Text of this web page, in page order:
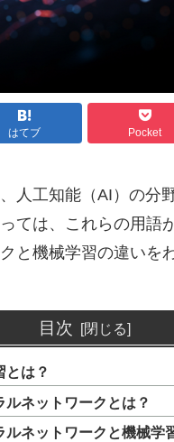
はてブ Pocket
人工知能（AI）の分
ては、これらの用語
と機械学習の違いを
目次
とは？
ルネットワークとは？
ルネットワークと機械学